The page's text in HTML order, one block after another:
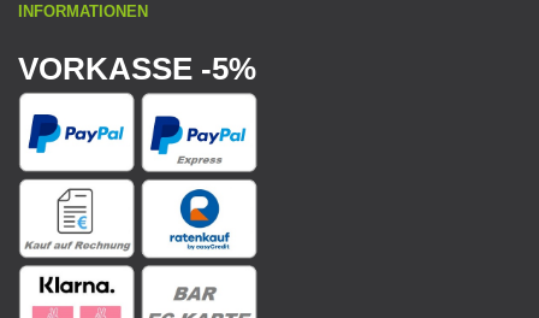
INFORMATIONEN
VORKASSE -5%